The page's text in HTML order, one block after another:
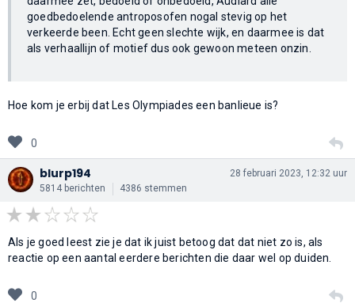
goedbedoelende antroposofen nogal stevig op het
verkeerde been. Echt geen slechte wijk, en daarmee is dat
als verhaallijn of motief dus ook gewoon meteen onzin.
Hoe kom je erbij dat Les Olympiades een banlieue is?
0
blurp194
5814 berichten 4386 stemmen
28 februari 2023, 12:32 uur
Als je goed leest zie je dat ik juist betoog dat dat niet zo is, als
reactie op een aantal eerdere berichten die daar wel op duiden.
0